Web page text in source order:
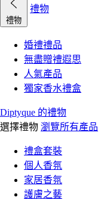
禮物
禮物
婚禮禮品
無盡贈禮遐思
人氣產品
獨家香水禮盒
Diptyque 的禮物
選擇禮物 瀏覽所有產品
禮盒套裝
個人香氛
家居香氛
護膚之藝